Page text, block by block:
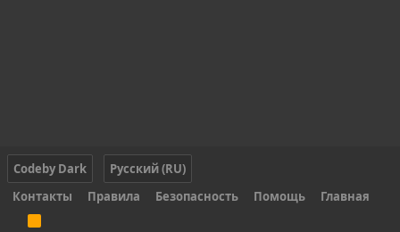
Codeby Dark
Русский (RU)
Контакты
Правила Безопасность Помощь Главная